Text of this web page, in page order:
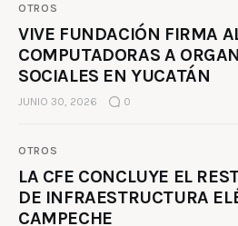
OTROS
VIVE FUNDACIÓN FIRMA
COMPUTADORAS A
SOCIALES EN YUCATÁN
JUNIO 30, 2026 0
OTROS
LA CFE CONCLUYE EL
DE INFRAESTRUCTURA
CAMPECHE